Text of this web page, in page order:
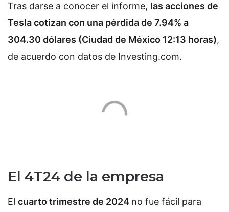
Tras darse a conocer el informe, las acciones de
Tesla cotizan con una pérdida de 7.94% a
304.30 dólares (Ciudad de México 12:13 horas),
de acuerdo con datos de Investing.com.
El 4T24 de la empresa
El cuarto trimestre de 2024 no fue fácil para